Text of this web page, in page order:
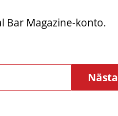
Bar Magazine-konto.
Nästa